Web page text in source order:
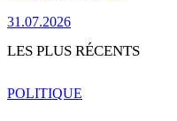
31.07.2026
LES PLUS RÉCENTS
POLITIQUE